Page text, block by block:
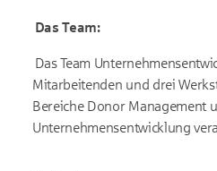
Das Team:
Das Team
Mitarbeitenden und drei
Bereiche Donor Management
Unternehmensentwicklung